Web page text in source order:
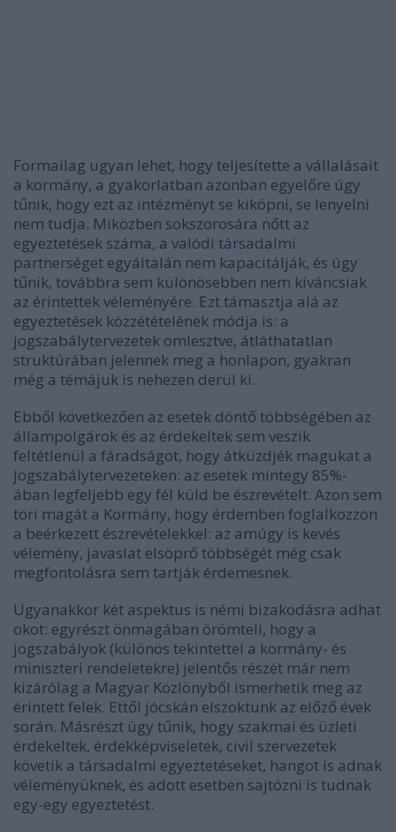
Formailag ugyan lehet, hogy teljesítette a vállalásait
a kormány, a gyakorlatban azonban egyelőre úgy
tűnik, hogy ezt az intézményt se kiköpni, se lenyelni
nem tudja. Miközben sokszorosára nőtt az
egyeztetések száma, a valódi társadalmi
partnerséget egyáltalán nem kapacitálják, és úgy
tűnik, továbbra sem különösebben nem kíváncsiak
az érintettek véleményére. Ezt támasztja alá az
egyeztetések közzétételének módja is: a
jogszabálytervezetek ömlesztve, átláthatatlan
struktúrában jelennek meg a honlapon, gyakran
még a témájuk is nehezen derül ki.
Ebből következően az esetek döntő többségében az
állampolgárok és az érdekeltek sem veszik
feltétlenül a fáradságot, hogy átküzdjék magukat a
jogszabálytervezeteken: az esetek mintegy 85%-
ában legfeljebb egy fél küld be észrevételt. Azon sem
töri magát a Kormány, hogy érdemben foglalkozzon
a beérkezett észrevételekkel: az amúgy is kevés
vélemény, javaslat elsöprő többségét még csak
megfontolásra sem tartják érdemesnek.
Ugyanakkor két aspektus is némi bizakodásra adhat
okot: egyrészt önmagában örömteli, hogy a
jogszabályok (különös tekintettel a kormány- és
miniszteri rendeletekre) jelentős részét már nem
kizárólag a Magyar Közlönyből ismerhetik meg az
érintett felek. Ettől jócskán elszoktunk az előző évek
során. Másrészt úgy tűnik, hogy szakmai és üzleti
érdekeltek, érdekképviseletek, civil szervezetek
követik a társadalmi egyeztetéseket, hangot is adnak
véleményüknek, és adott esetben sajtózni is tudnak
egy-egy egyeztetést.